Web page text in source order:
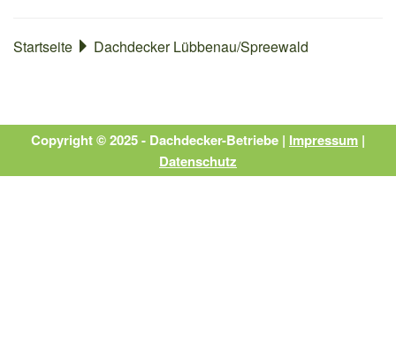
Startseite Dachdecker Lübbenau/Spreewald
Copyright © 2025 - Dachdecker-Betriebe | Impressum |
Datenschutz